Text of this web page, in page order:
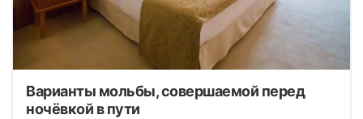
Варианты мольбы, совершаемой перед
ночёвкой в пути